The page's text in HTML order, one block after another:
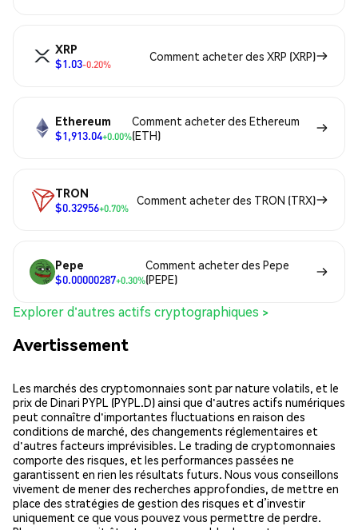
XRP
$1.03-0.20%
Comment acheter des XRP (XRP)
Ethereum
$1,913.04+0.00%
Comment acheter des Ethereum
(ETH)
TRON
$0.32956+0.70%
Comment acheter des TRON (TRX)
Pepe
$0.00000287+0.30%
Comment acheter des Pepe
(PEPE)
Explorer d'autres actifs cryptographiques >
Avertissement
Les marchés des cryptomonnaies sont par nature volatils, et le
prix de Dinari PYPL (PYPL.D) ainsi que d'autres actifs numériques
peut connaître d'importantes fluctuations en raison des
conditions de marché, des changements réglementaires et
d'autres facteurs imprévisibles. Le trading de cryptomonnaies
comporte des risques, et les performances passées ne
garantissent en rien les résultats futurs. Nous vous conseillons
vivement de mener des recherches approfondies, de mettre en
place des stratégies de gestion des risques et d’investir
uniquement ce que vous pouvez vous permettre de perdre.